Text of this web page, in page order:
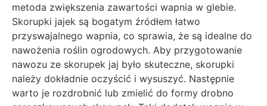
metoda zwiększenia zawartości wapnia w glebie.
Skorupki jajek są bogatym źródłem łatwo
przyswajalnego wapnia, co sprawia, że są idealne do
nawożenia roślin ogrodowych. Aby przygotowanie
nawozu ze skorupek jaj było skuteczne, skorupki
należy dokładnie oczyścić i wysuszyć. Następnie
warto je rozdrobnić lub zmielić do formy drobno